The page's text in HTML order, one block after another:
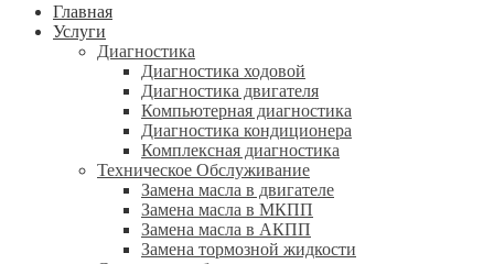
Главная
Услуги
Диагностика
Диагностика ходовой
Диагностика двигателя
Компьютерная диагностика
Диагностика кондиционера
Комплексная диагностика
Техническое Обслуживание
Замена масла в двигателе
Замена масла в МКПП
Замена масла в АКПП
Замена тормозной жидкости